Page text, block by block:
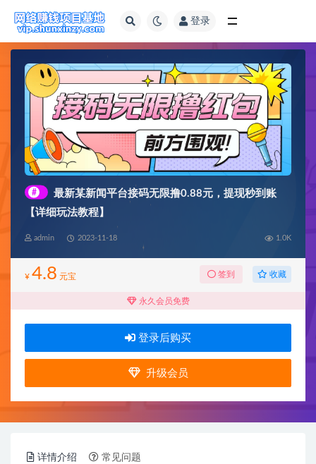
登录
#
最新某新闻平台接码无限撸0.88元，提现秒到账
【详细玩法教程】
admin 2023-11-18 1.0K
¥ 4.8 元宝 签到 收藏
永久会员免费
登录后购买
升级会员
详情介绍 常见问题